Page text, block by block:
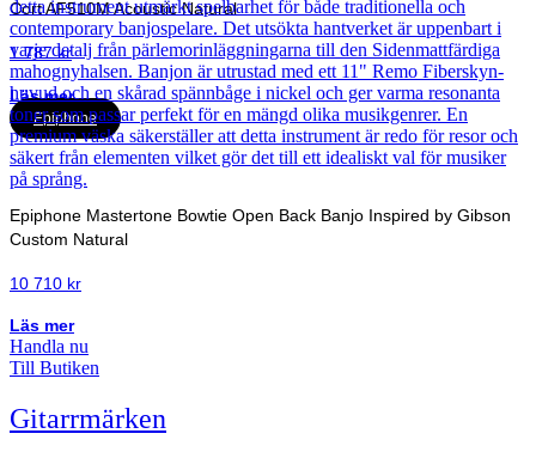
Cort AF510M Acoustic Natural
1 787kr
Läs mer
Epiphone
Epiphone Mastertone Bowtie Open Back Banjo Inspired by Gibson
Custom Natural
10 710 kr
Läs mer
Handla nu
Till Butiken
Gitarrmärken